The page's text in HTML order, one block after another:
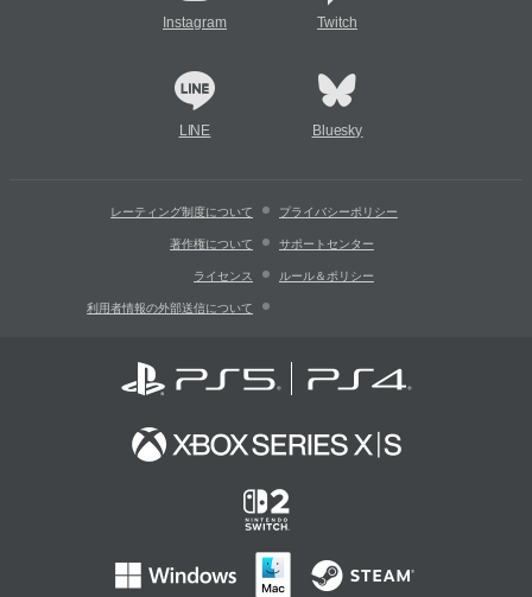
Instagram Twitch
LINE Bluesky
レーティング制度について プライバシーポリシー
著作権について サポートセンター
ライセンス ルール＆ポリシー
利用者情報の外部送信について